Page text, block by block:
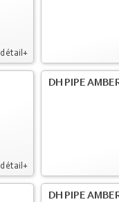
détail+
détail+
DH PIPE
DH PIPE